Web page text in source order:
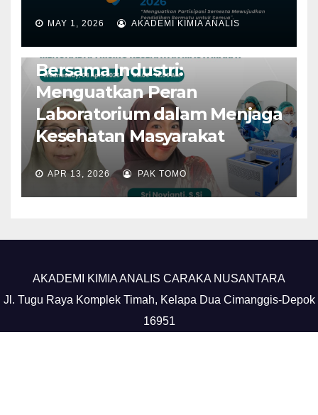
MAY 1, 2026 AKADEMI KIMIA ANALIS
BERITA HEADLINE UNCATEGORIZED
Webinar AKA CARAKA
Bersama Industri:
Menguatkan Peran
Laboratorium dalam Menjaga
Kesehatan Masyarakat
APR 13, 2026 PAK TOMO
AKADEMI KIMIA ANALIS CARAKA NUSANTARA
Jl. Tugu Raya Komplek Timah, Kelapa Dua Cimanggis-Depok
16951